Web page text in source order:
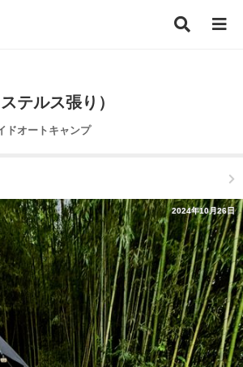
テルス張り）
ドオートキャンプ
2024年10月26日